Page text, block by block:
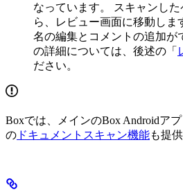
なっています。 スキャンし
ら、レビュー画面に移動しま
名の編集とコメントの追加が
の詳細については、後述の「
ださい。
Boxでは、メインのBox Androidア
の ドキュメントスキャン機能も提